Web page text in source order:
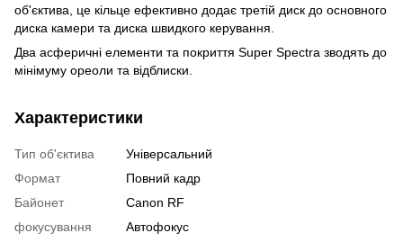
об'єктива, це кільце ефективно додає третій диск до основного
диска камери та диска швидкого керування.
Два асферичні елементи та покриття Super Spectra зводять до
мінімуму ореоли та відблиски.
Характеристики
Тип об'єктива
Універсальний
Формат
Повний кадр
Байонет
Canon RF
фокусування
Автофокус